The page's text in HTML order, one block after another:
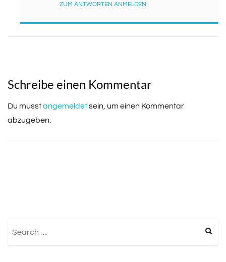
ZUM ANTWORTEN ANMELDEN
Schreibe einen Kommentar
Du musstangemeldetsein, um einen Kommentar
abzugeben.